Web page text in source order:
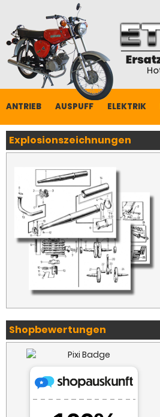
ANTRIEB AUSPUFF ELEKTRIK
Explosionszeichnungen
Shopbewertungen